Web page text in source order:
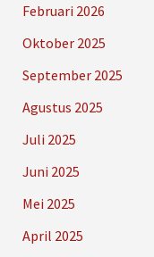
Februari 2026
Oktober 2025
September 2025
Agustus 2025
Juli 2025
Juni 2025
Mei 2025
April 2025